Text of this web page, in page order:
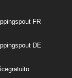
FR
DE